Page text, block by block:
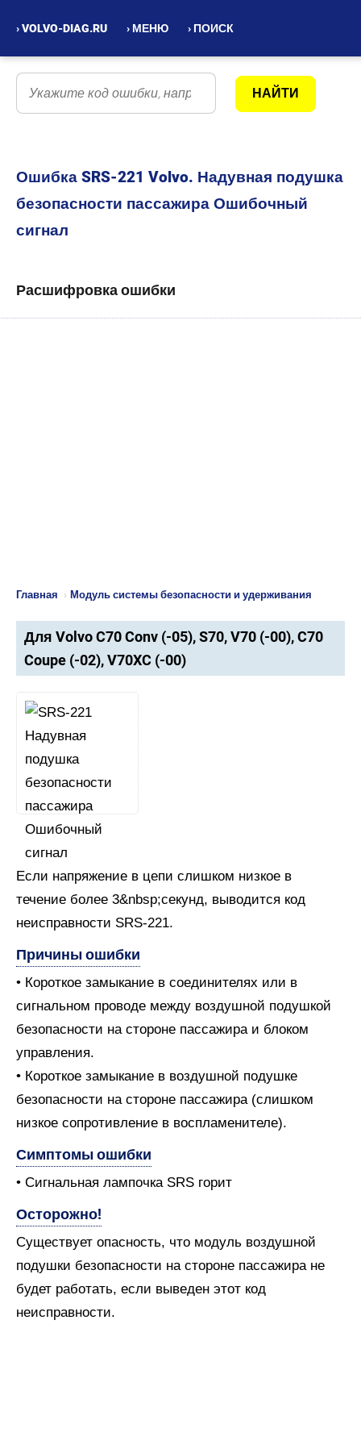
› VOLVO-DIAG.RU › МЕНЮ › ПОИСК
Ошибка SRS-221 Volvo. Надувная подушка
безопасности пассажира Ошибочный
сигнал
Расшифровка ошибки
Главная › Модуль системы безопасности и удерживания
Для Volvo C70 Conv (-05), S70, V70 (-00), C70
Coupe (-02), V70XC (-00)
Если напряжение в цепи слишком низкое в
течение более 3&nbsp;секунд, выводится код
неисправности SRS-221.
Причины ошибки
• Короткое замыкание в соединителях или в
сигнальном проводе между воздушной подушкой
безопасности на стороне пассажира и блоком
управления.
• Короткое замыкание в воздушной подушке
безопасности на стороне пассажира (слишком
низкое сопротивление в воспламенителе).
Симптомы ошибки
• Сигнальная лампочка SRS горит
Осторожно!
Существует опасность, что модуль воздушной
подушки безопасности на стороне пассажира не
будет работать, если выведен этот код
неисправности.